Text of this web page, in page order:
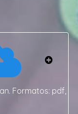
Formatos: pdf,